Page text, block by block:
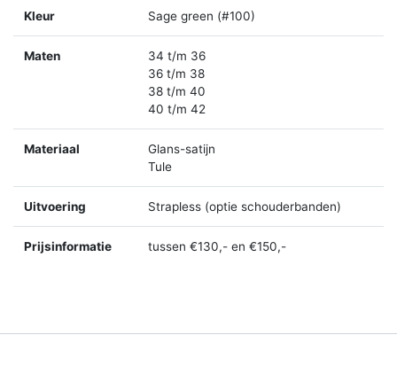
Kleur Sage green (#100)
Maten
34 t/m 36
36 t/m 38
38 t/m 40
40 t/m 42
Materiaal
Glans-satijn
Tule
Uitvoering Strapless (optie schouderbanden)
Prijsinformatie tussen €130,- en €150,-